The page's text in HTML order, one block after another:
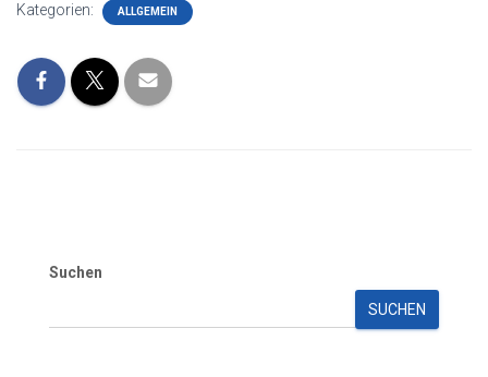
Kategorien: ALLGEMEIN
Suchen
SUCHEN